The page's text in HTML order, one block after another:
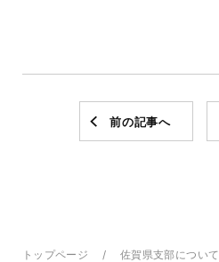
前の記事へ
トップページ 佐賀県支部について